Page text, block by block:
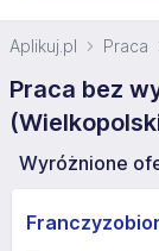
Aplikuj.pl Praca
Praca bez
Wyróżnione